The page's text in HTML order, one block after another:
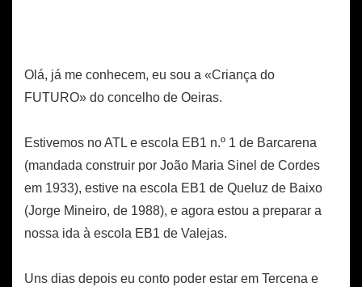
Olá, já me conhecem, eu sou a «Criança do
FUTURO» do concelho de Oeiras.
Estivemos no ATL e escola EB1 n.º 1 de Barcarena
(mandada construir por João Maria Sinel de Cordes
em 1933), estive na escola EB1 de Queluz de Baixo
(Jorge Mineiro, de 1988), e agora estou a preparar a
nossa ida à escola EB1 de Valejas.
Uns dias depois eu conto poder estar em Tercena e